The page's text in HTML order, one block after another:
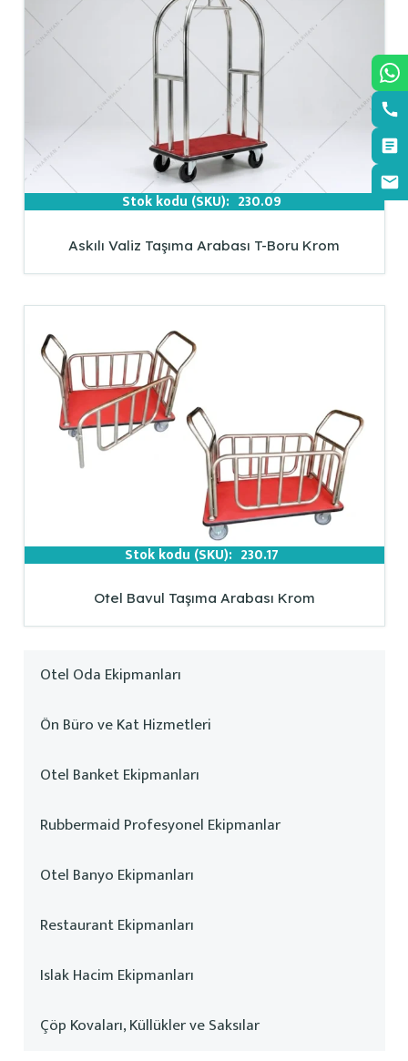
Stok kodu (SKU): 230.09
Askılı Valiz Taşıma Arabası T-Boru Krom
Stok kodu (SKU): 230.17
Otel Bavul Taşıma Arabası Krom
Otel Oda Ekipmanları
Ön Büro ve Kat Hizmetleri
Otel Banket Ekipmanları
Rubbermaid Profesyonel Ekipmanlar
Otel Banyo Ekipmanları
Restaurant Ekipmanları
Islak Hacim Ekipmanları
Çöp Kovaları, Küllükler ve Saksılar